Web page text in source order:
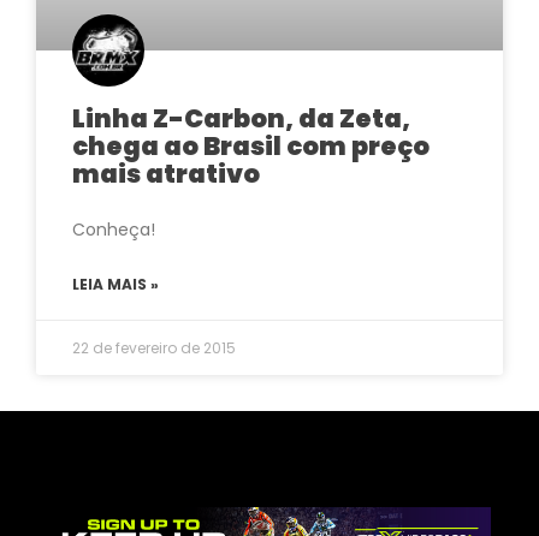
Linha Z-Carbon, da Zeta,
chega ao Brasil com preço
mais atrativo
Conheça!
LEIA MAIS »
22 de fevereiro de 2015